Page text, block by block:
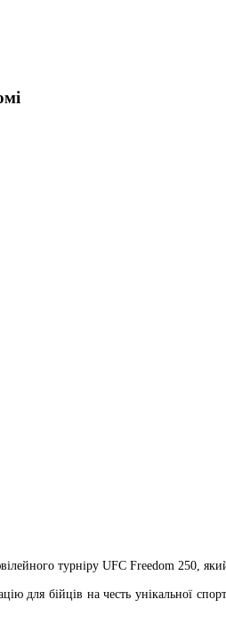
турніру UFC Freedom 250, який
бійців на честь унікальної